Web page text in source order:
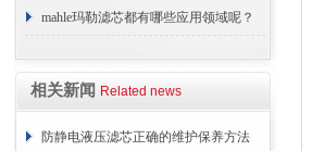
mahle玛勒滤芯都有哪些应用领域呢？
相关新闻 Related news
防静电液压滤芯正确的维护保养方法